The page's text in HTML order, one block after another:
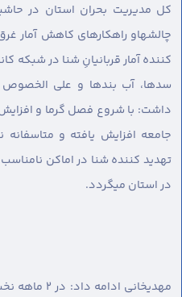
کل مدیریت بحران استان در
چالشهاو راهکارهای کاهش آمار
کننده آمار قربانیانِ شنا در شبکه
سدها، آب بندها و علی الخصوص
داشت: با شروع فصل گرما و
جامعه افزایش یافته و
تهدید کننده شنا در اماکن
در استان میگردد.